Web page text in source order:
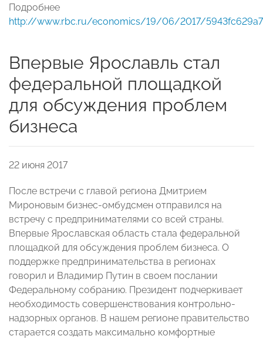
Подробнее
http://www.rbc.ru/economics/19/06/2017/
Впервые Ярославль стал
федеральной площадкой
для обсуждения проблем
бизнеса
22 июня 2017
После встречи с главой региона Дмитрием
Мироновым бизнес-омбудсмен отправился на
встречу с предпринимателями со всей страны.
Впервые Ярославская область стала федеральной
площадкой для обсуждения проблем бизнеса. О
поддержке предпринимательства в регионах
говорил и Владимир Путин в своем послании
Федеральному собранию. Президент подчеркивает
необходимость совершенствования контрольно-
надзорных органов. В нашем регионе правительство
старается создать максимально комфортные